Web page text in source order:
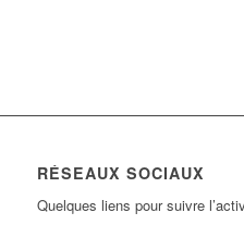
RÉSEAUX SOCIAUX
Quelques liens pour suivre